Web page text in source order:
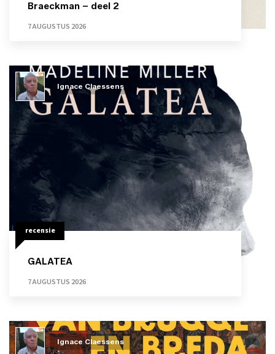
Braeckman – deel 2
7 AUGUSTUS 2026
recensie
GALATEA
7 AUGUSTUS 2026
Ignace Claessens
Ignace Claessens